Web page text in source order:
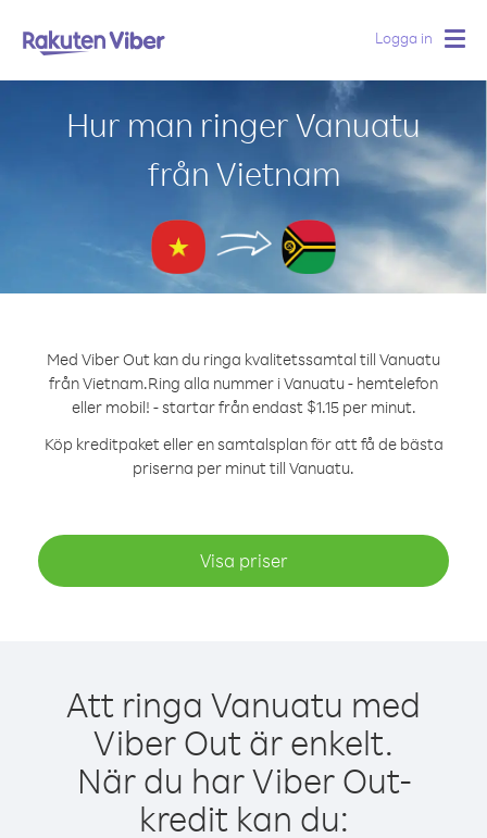
Logga in
Hur man ringer Vanuatu
från Vietnam
Med Viber Out kan du ringa kvalitetssamtal till Vanuatu
från Vietnam.Ring alla nummer i Vanuatu - hemtelefon
eller mobil! - startar från endast $1.15 per minut.
Köp kreditpaket eller en samtalsplan för att få de bästa
priserna per minut till Vanuatu.
Visa priser
Att ringa Vanuatu med
Viber Out är enkelt.
När du har Viber Out-
kredit kan du: